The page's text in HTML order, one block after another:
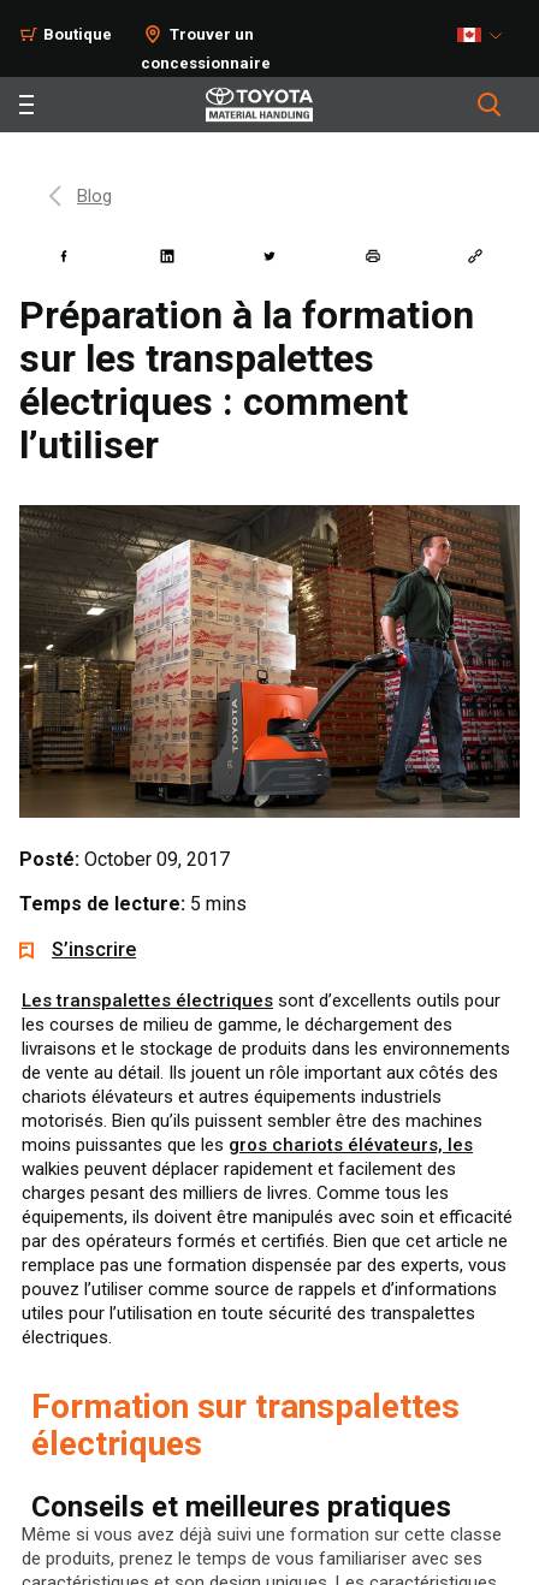
Boutique
Trouver un
concessionnaire
Blog
Préparation à la formation
sur les transpalettes
électriques : comment
l’utiliser
Posté: October 09, 2017
Temps de lecture: 5 mins
S’inscrire
Les transpalettes électriques sont d’excellents outils pour
les courses de milieu de gamme, le déchargement des
livraisons et le stockage de produits dans les environnements
de vente au détail. Ils jouent un rôle important aux côtés des
chariots élévateurs et autres équipements industriels
motorisés. Bien qu’ils puissent sembler être des machines
moins puissantes que les gros chariots élévateurs, les
walkies peuvent déplacer rapidement et facilement des
charges pesant des milliers de livres. Comme tous les
équipements, ils doivent être manipulés avec soin et efficacité
par des opérateurs formés et certifiés. Bien que cet article ne
remplace pas une formation dispensée par des experts, vous
pouvez l’utiliser comme source de rappels et d’informations
utiles pour l’utilisation en toute sécurité des transpalettes
électriques.
Formation sur transpalettes
électriques
Conseils et meilleures pratiques
Même si vous avez déjà suivi une formation sur cette classe
de produits, prenez le temps de vous familiariser avec ses